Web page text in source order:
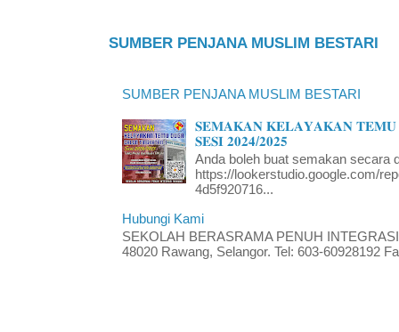
SUMBER PENJANA MUSLIM BESTARI
SUMBER PENJANA MUSLIM BESTARI
𝐒𝐄𝐌𝐀𝐊𝐀𝐍 𝐊𝐄𝐋𝐀𝐘𝐀𝐊𝐀𝐍 𝐓𝐄𝐌𝐔
𝐒𝐄𝐒𝐈 𝟐𝟎𝟐𝟒/𝟐𝟎𝟐𝟓
Anda boleh buat semakan secara
https://lookerstudio.google.com/
4d5f920716...
Hubungi Kami
SEKOLAH BERASRAMA PENUH
48020 Rawang, Selangor. Tel: 603-60928192